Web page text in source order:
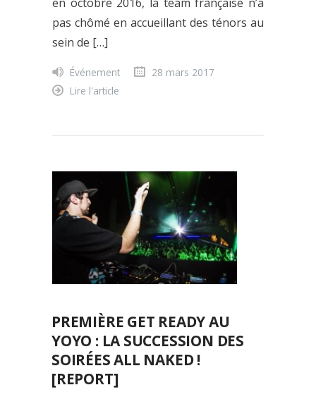
pas chômé en accueillant des ténors au
sein de […]
Événement
28 mars 2017
Lire l'article
PREMIÈRE GET READY AU
YOYO : LA SUCCESSION DES
SOIRÉES ALL NAKED !
[REPORT]